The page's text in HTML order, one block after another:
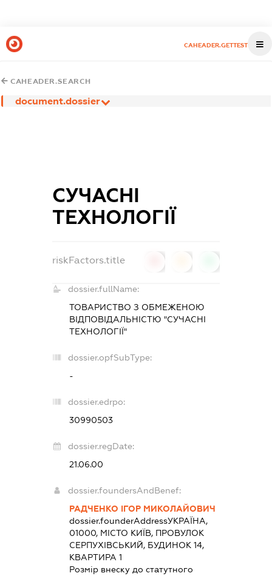
CAHEADER.GETTEST
CAHEADER.SEARCH
document.dossier
СУЧАСНІ
ТЕХНОЛОГІЇ
riskFactors.title
dossier.fullName:
ТОВАРИСТВО З ОБМЕЖЕНОЮ
ВІДПОВІДАЛЬНІСТЮ "СУЧАСНІ
ТЕХНОЛОГІЇ"
dossier.opfSubType:
-
dossier.edrpo:
30990503
dossier.regDate:
21.06.00
dossier.foundersAndBenef:
РАДЧЕНКО ІГОР МИКОЛАЙОВИЧ
dossier.founderAddressУКРАЇНА,
01000, МІСТО КИЇВ, ПРОВУЛОК
СЕРПУХІВСЬКИЙ, БУДИНОК 14,
КВАРТИРА 1
Розмір внеску до статутного